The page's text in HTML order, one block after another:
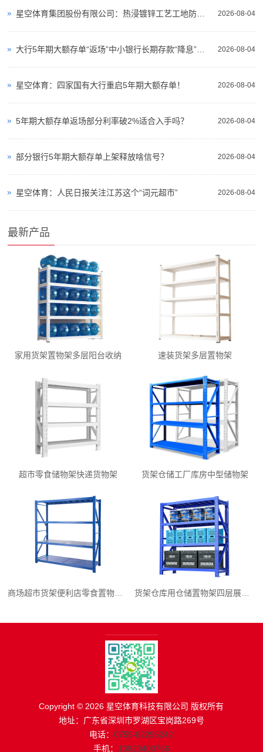
空
平
台
2026-08-04
2026-08-04
2026-08-04
星空体育：四家国有大行重启5年期大额存单！
2026-08-04
5年期大额存单返场部分利率破2%适合入手吗？
2026-08-04
部分银行5年期大额存单上架释放啥信号？
2026-08-04
星空体育：人民日报关注江苏这个“词元超市”
最新产品
家用货架置物架多层阳台收纳 速装货架多层置物架
超市零食储物架快递货物架 货架仓储工厂库房中型储物架
货架仓库用仓储置物架四层展示架
Copyright © 2026 星空体育科技有限公司 版权所有
地址：广东省深圳市罗湖区宝岗路269号
电话：0755-82255242
手机： 13923400766